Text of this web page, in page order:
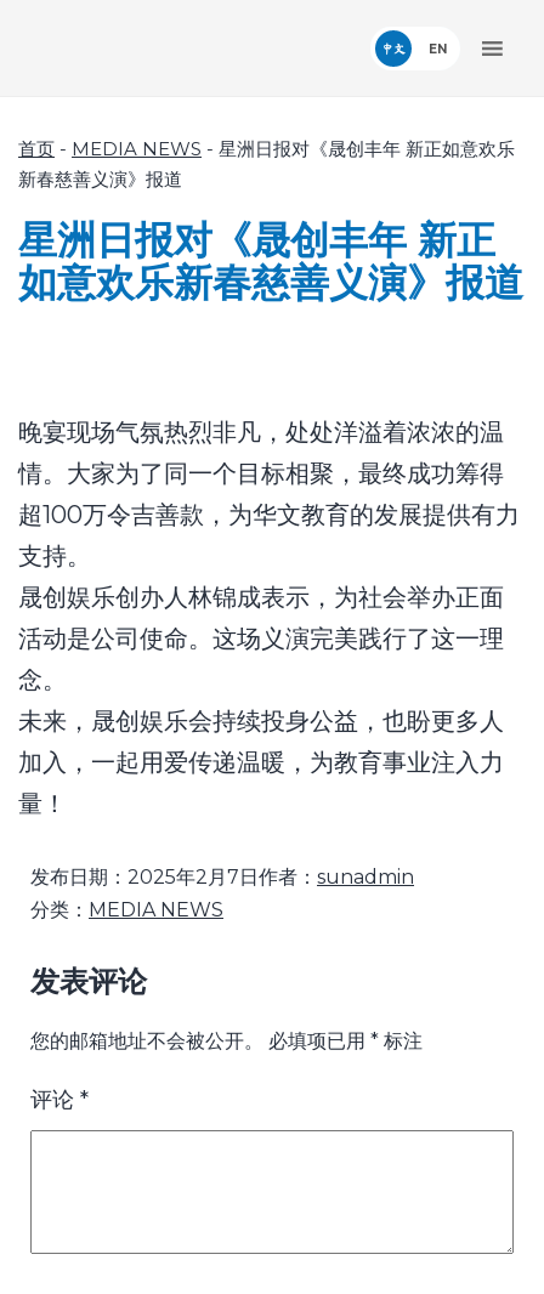
中文
首页 - MEDIA NEWS - 星洲日报对《晟创丰年 新正如意欢乐
新春慈善义演》报道
星洲日报对《晟创丰年 新正
如意欢乐新春慈善义演》报道
晚宴现场气氛热烈非凡，处处洋溢着浓浓的温
情。大家为了同一个目标相聚，最终成功筹得
超100万令吉善款，为华文教育的发展提供有力
支持。
晟创娱乐创办人林锦成表示，为社会举办正面
活动是公司使命。这场义演完美践行了这一理
念。
未来，晟创娱乐会持续投身公益，也盼更多人
加入，一起用爱传递温暖，为教育事业注入力
量！
发布日期： 2025年2月7日作者： sunadmin
分类： MEDIA NEWS
发表评论
您的邮箱地址不会被公开。 必填项已用 * 标注
评论 *